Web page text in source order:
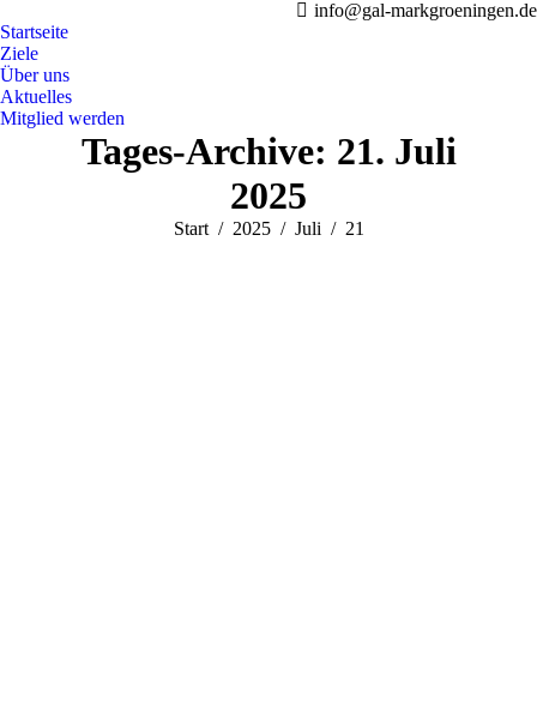
info@gal-markgroeningen.de
Startseite
Ziele
Über uns
Aktuelles
Mitglied werden
Tages-Archive: 21. Juli
2025
Sie befinden sich hier:
Start 2025 Juli 21